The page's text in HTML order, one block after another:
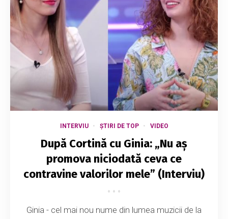
INTERVIU ȘTIRI DE TOP VIDEO
După Cortină cu Ginia: „Nu aș
promova niciodată ceva ce
contravine valorilor mele” (Interviu)
Ginia - cel mai nou nume din lumea muzicii de la